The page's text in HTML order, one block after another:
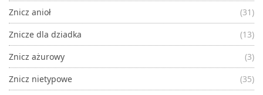
Znicz anioł
(31)
Znicze dla dziadka
(13)
Znicz ażurowy
(3)
Znicz nietypowe
(35)